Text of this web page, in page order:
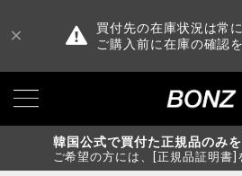
買付先の在庫状況は常
ご購入前に在庫の確認
韓国公式で買付た正規品のみを
ご希望の方には、[正規品証明書]